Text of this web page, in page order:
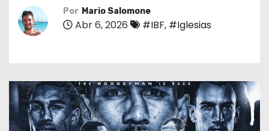
Por Mario Salomone
Abr 6, 2026 #IBF, #Iglesias